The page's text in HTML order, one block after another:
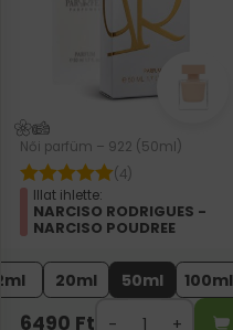
Női parfüm – 922 (50ml)
(4)
Illat ihlette:
NARCISO RODRIGUES -
NARCISO POUDREE
20ml 50ml 100ml
6490 Ft